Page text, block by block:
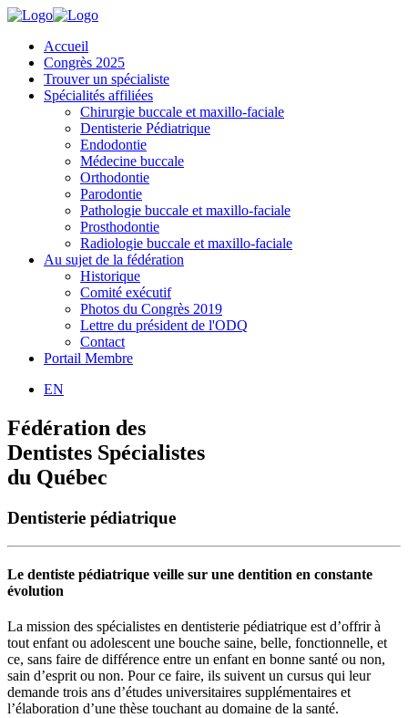
Accueil
Congrès 2025
Trouver un spécialiste
Spécialités affiliées
Chirurgie buccale et maxillo-faciale
Dentisterie Pédiatrique
Endodontie
Médecine buccale
Orthodontie
Parodontie
Pathologie buccale et maxillo-faciale
Prosthodontie
Radiologie buccale et maxillo-faciale
Au sujet de la fédération
Historique
Comité exécutif
Photos du Congrès 2019
Lettre du président de l'ODQ
Contact
Portail Membre
EN
Fédération des
Dentistes Spécialistes
du Québec
Dentisterie pédiatrique
Le dentiste pédiatrique veille sur une dentition en constante
évolution
La mission des spécialistes en dentisterie pédiatrique est d’offrir à
tout enfant ou adolescent une bouche saine, belle, fonctionnelle, et
ce, sans faire de différence entre un enfant en bonne santé ou non,
sain d’esprit ou non. Pour ce faire, ils suivent un cursus qui leur
demande trois ans d’études universitaires supplémentaires et
l’élaboration d’une thèse touchant au domaine de la santé.